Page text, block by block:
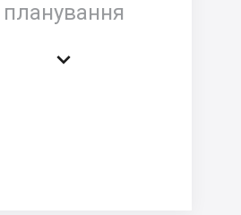
планування
